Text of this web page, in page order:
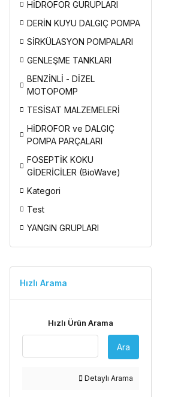
HİDROFOR GURUPLARI
DERİN KUYU DALGIÇ POMPA
SİRKÜLASYON POMPALARI
GENLEŞME TANKLARI
BENZİNLİ - DİZEL
MOTOPOMP
TESİSAT MALZEMELERİ
HİDROFOR ve DALGIÇ
POMPA PARÇALARI
FOSEPTİK KOKU
GİDERİCİLER (BioWave)
Kategori
Test
YANGIN GRUPLARI
Hızlı Arama
Hızlı Ürün Arama
Ara
Detaylı Arama